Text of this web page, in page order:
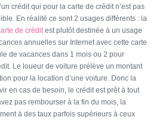
crédit qui pour la carte de crédit n’est pas
En réalité ce sont 2 usages différents : la
de créditest plutôt destinée à un usage
annuelles sur Internet avec cette carte
de vacances dans 1 mois ou 2 pour
Le loueur de voiture prélève un montant
pour la location d’une voiture. Donc la
en cas de besoin, le crédit est prêt à tout
pas rembourser à la fin du mois, la
à des taux parfois supérieurs à ceux